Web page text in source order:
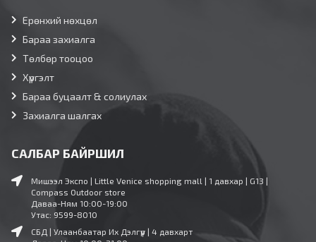
Ерөнхий нөхцөл
Бараа захиалга
Төлбөр тооцоо
Хүргэлт
Бараа буцаалт & солиулах
Захиалга шалгах
САЛБАР БАЙРШИЛ
Мишээл Экспо | Little Venice shopping mall | 1 давхар | G13 |
Compass Outdoor store
Даваа-Ням 10:00-19:00
Утас: 9599-8010
СБД | Улаанбаатар Их Дэлгүүр | 4 давхарт